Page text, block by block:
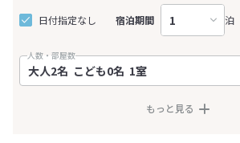
日付指定なし 宿泊期間 泊
人数・部屋数
もっと見る